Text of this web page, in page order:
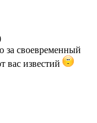
за своевременный
вас известий